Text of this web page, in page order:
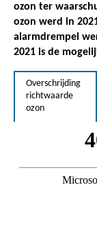
ozon ter
ozon werd in
alarmdrempel
2021 is de
Overschrijding
richtwaarde
ozon